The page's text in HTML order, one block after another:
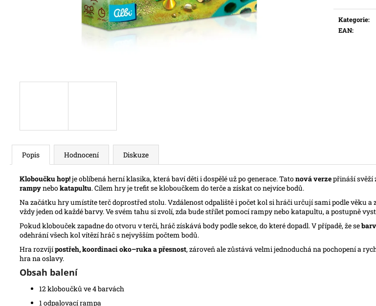
Kategorie:
EAN:
Popis Hodnocení Diskuze
Kloboučku hop!je oblíbená herní klasika, která baví děti i dospělé už po generace. Tatonová verzepřináší svěží
rampynebokatapultu. Cílem hry je trefit se kloboučkem do terče a získat co nejvíce bodů.
Na začátku hry umístíte terč doprostřed stolu. Vzdálenost odpaliště i počet kol si hráči určují sami podle věku
vždy jeden od každé barvy. Ve svém tahu si zvolí, zda bude střílet pomocí rampy nebo katapultu, a postupně
Pokud klobouček zapadne do otvoru v terči, hráč získává body podle sekce, do které dopadl. V případě, že se
odehrání všech kol vítězí hráč s nejvyšším počtem bodů.
Hra rozvíjípostřeh, koordinaci oko–ruka a přesnost, zároveň ale zůstává velmi jednoduchá na pochopení a
hra na oslavy.
Obsah balení
12 kloboučků ve 4 barvách
1 odpalovací rampa